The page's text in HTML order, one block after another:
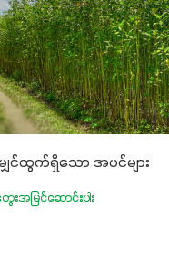
င်ထွက်ရှိသော အပင်များ
းအမြင်ဆောင်းပါး